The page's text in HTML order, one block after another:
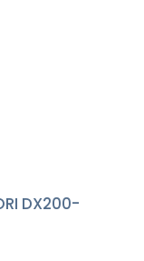
DX200-